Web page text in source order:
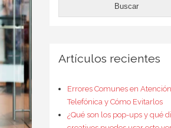
Artículos recientes
Errores Comunes en Atención
Telefónica y Cómo Evitarlos
¿Qué son los pop-ups y qué